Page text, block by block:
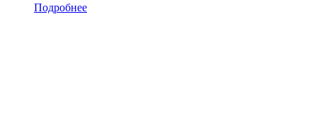
Подробнее